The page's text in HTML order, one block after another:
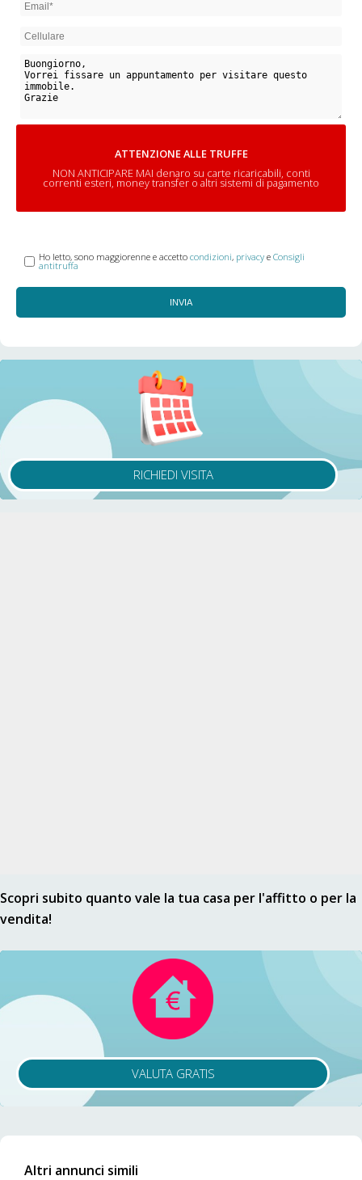
ATTENZIONE ALLE TRUFFE
NON ANTICIPARE MAI denaro su carte ricaricabili, conti
correnti esteri, money transfer o altri sistemi di pagamento
Ho letto, sono maggiorenne e accetto condizioni, privacy e Consigli
antitruffa
INVIA
RICHIEDI VISITA
Scopri subito quanto vale la tua casa per l'affitto o per la
vendita!
VALUTA GRATIS
Altri annunci simili